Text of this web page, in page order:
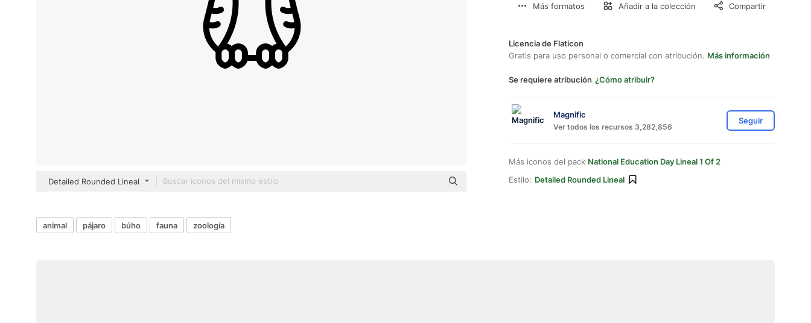
Detailed Rounded Lineal
Más formatos Añadir a la colección Compartir
Licencia de Flaticon
Gratis para uso personal o comercial con atribución. Más información
Se requiere atribución ¿Cómo atribuir?
Magnific
Ver todos los recursos 3,282,856
Seguir
Más iconos del pack National Education Day Lineal 1 Of 2
Estilo: Detailed Rounded Lineal
animal pájaro búho fauna zoología